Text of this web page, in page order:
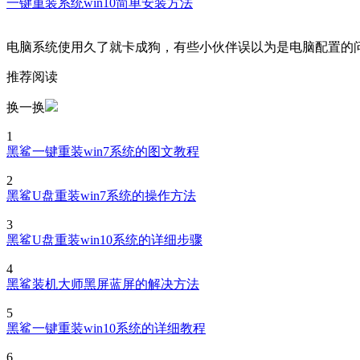
一键重装系统win10简单安装方法
电脑系统使用久了就卡成狗，有些小伙伴误以为是电脑配置
推荐阅读
换一换
1
黑鲨一键重装win7系统的图文教程
2
黑鲨U盘重装win7系统的操作方法
3
黑鲨U盘重装win10系统的详细步骤
4
黑鲨装机大师黑屏蓝屏的解决方法
5
黑鲨一键重装win10系统的详细教程